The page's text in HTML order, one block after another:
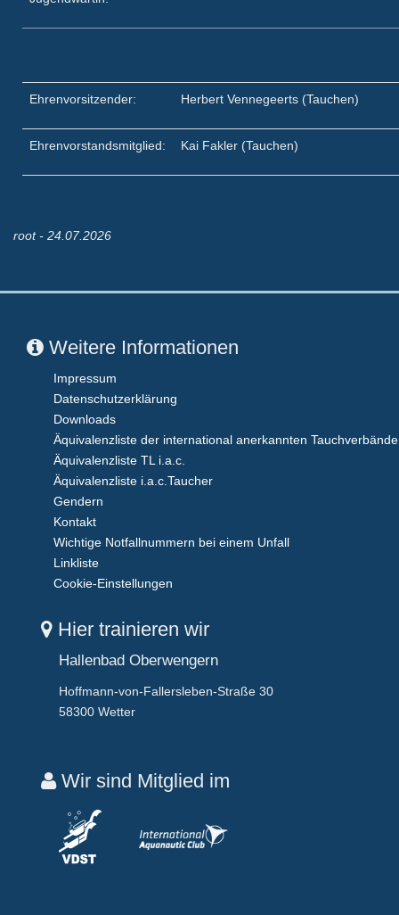
Ehrenvorsitzender: Herbert Vennegeerts (Tauchen)
Ehrenvorstandsmitglied: Kai Fakler (Tauchen)
root - 24.07.2026
Weitere Informationen
Impressum
Datenschutzerklärung
Downloads
Äquivalenzliste der international anerkannten Tauchverbände
Äquivalenzliste TL i.a.c.
Äquivalenzliste i.a.c.Taucher
Gendern
Kontakt
Wichtige Notfallnummern bei einem Unfall
Linkliste
Cookie-Einstellungen
Hier trainieren wir
Hallenbad Oberwengern
Hoffmann-von-Fallersleben-Straße 30
58300 Wetter
Wir sind Mitglied im